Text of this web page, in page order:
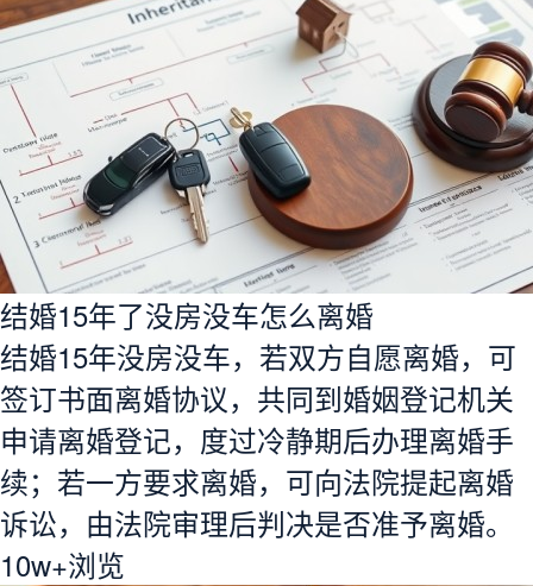
结婚15年了没房没车怎么离婚
结婚15年没房没车，若双方自愿离婚，可
签订书面离婚协议，共同到婚姻登记机关
申请离婚登记，度过冷静期后办理离婚手
续；若一方要求离婚，可向法院提起离婚
诉讼，由法院审理后判决是否准予离婚。
10w+浏览